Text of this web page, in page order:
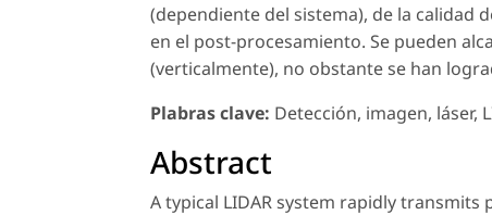
(dependiente del sistema), de la calidad
en el post-procesamiento. Se pueden
(verticalmente), no obstante se han
Plabras clave: Detección, imagen, láser,
Abstract
A typical LIDAR system rapidly